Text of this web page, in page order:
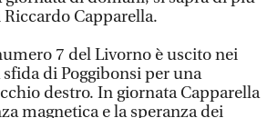
Capparella.
7 del Livorno è uscito nei
di Poggibonsi per una
destro. In giornata Capparella
magnetica e la speranza dei